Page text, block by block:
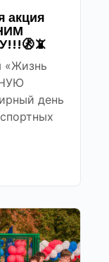
акция
«Жизнь
день